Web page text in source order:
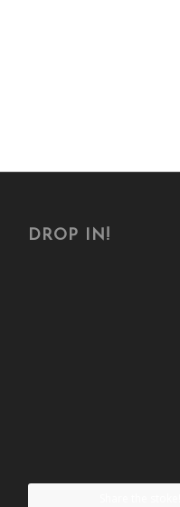
DROP IN!